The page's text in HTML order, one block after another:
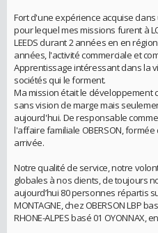
Fort d'une expérience acquise
pour lequel mes missions furent à
LEEDS durant 2 années en en
années, l'activité commerciale et
Apprentissage intéressant dans la
sociétés qui le forment.
Ma mission était le développement
sans vision de marge mais
aujourd'hui. De responsable
l'affaire familiale OBERSON,
arrivée.
Notre qualité de service, notre
globales à nos clients, de toujours
aujourd’hui 80 personnes répartis
MONTAGNE, chez OBERSON LBP
RHONE-ALPES basé 01 OYONNAX,